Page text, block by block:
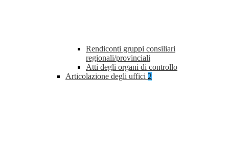
Rendiconti gruppi consiliari
regionali/provinciali
Atti degli organi di controllo
Articolazione degli uffici 2